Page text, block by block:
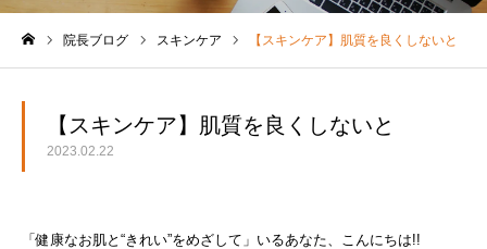
院長ブログ スキンケア 【スキンケア】肌質を良くしないと
【スキンケア】肌質を良くしないと
2023.02.22
「健康なお肌と“きれい”をめざして」いるあなた、こんにちは!!